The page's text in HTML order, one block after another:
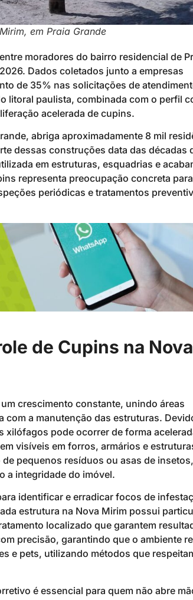
em Praia Grande
moradores do bairro residencial de
Dados coletados junto a empresas
de 35% nas solicitações de
litoral paulista, combinada com o perfil
acelerada de cupins.
abriga aproximadamente 8 mil
dessas construções data das décadas
em estruturas, esquadrias e
representa preocupação concreta para
periódicas e tratamentos
de Cupins na Nova
crescimento constante, unindo áreas
a manutenção das estruturas.
pode ocorrer de forma
visíveis em forros, armários e
pequenos resíduos ou asas de
a integridade do imóvel.
identificar e erradicar focos de
estrutura na Nova Mirim possui
localizado que garantem
precisão, garantindo que o ambiente
e pets, utilizando métodos que
é essencial para quem não abre